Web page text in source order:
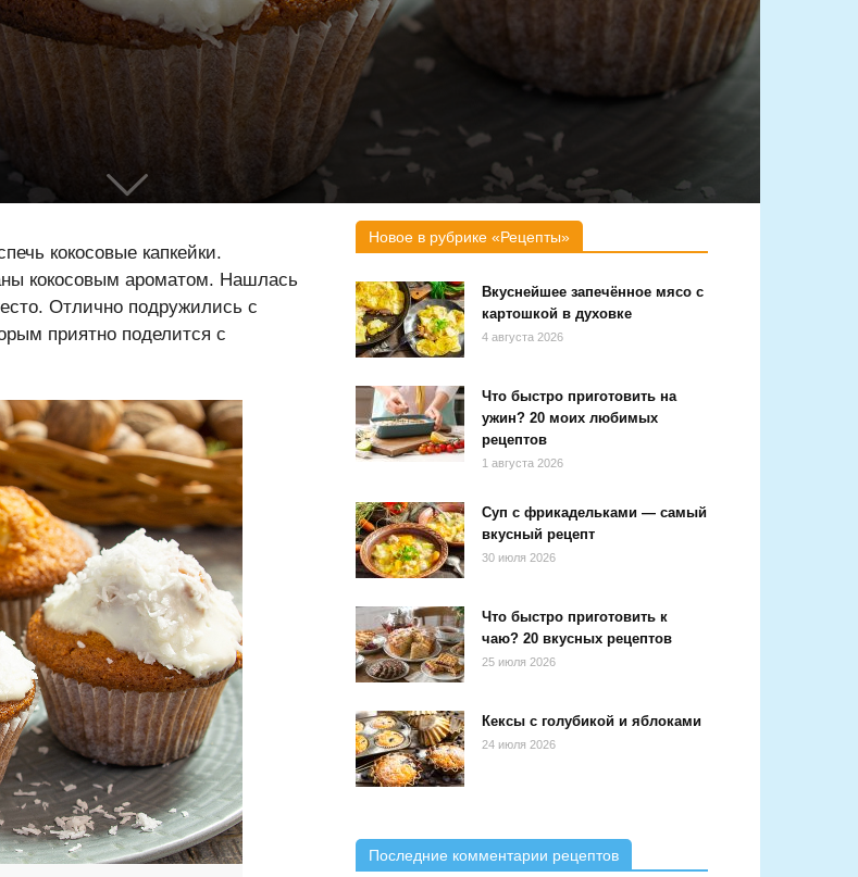
кокосовые капкейки.
кокосовым ароматом. Нашлась
Отлично подружились с
приятно поделится с
Новое в рубрике «Рецепты»
Вкуснейшее запечённое мясо с
картошкой в духовке
4 августа 2026
Что быстро приготовить на
ужин? 20 моих любимых
рецептов
1 августа 2026
Суп с фрикадельками — самый
вкусный рецепт
30 июля 2026
Что быстро приготовить к
чаю? 20 вкусных рецептов
25 июля 2026
Кексы с голубикой и яблоками
24 июля 2026
Последние комментарии рецептов